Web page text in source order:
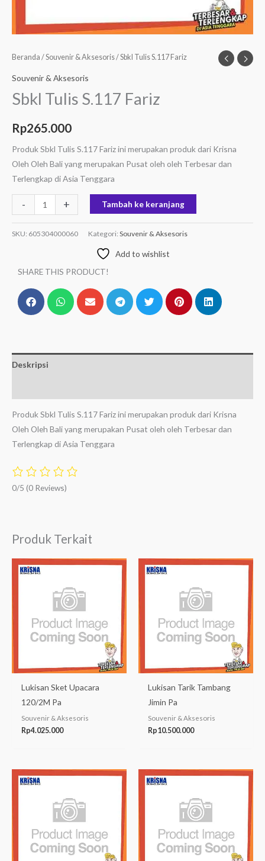
Beranda /Souvenir & Aksesoris/ Sbkl Tulis S.117 Fariz
Souvenir & Aksesoris
Sbkl Tulis S.117 Fariz
Rp265.000
Produk Sbkl Tulis S.117 Fariz ini merupakan produk dari Krisna
Oleh Oleh Bali yang merupakan Pusat oleh oleh Terbesar dan
Terlengkap di Asia Tenggara
- + Tambah ke keranjang
SKU: 605304000060 Kategori: Souvenir & Aksesoris
Add to wishlist
SHARE THIS PRODUCT!
Deskripsi
Produk Sbkl Tulis S.117 Fariz ini merupakan produk dari Krisna
Oleh Oleh Bali yang merupakan Pusat oleh oleh Terbesar dan
Terlengkap di Asia Tenggara
0/5 (0 Reviews)
Produk Terkait
Lukisan Sket Upacara
120/2M Pa
Souvenir & Aksesoris
Rp4.025.000
Lukisan Tarik Tambang
Jimin Pa
Souvenir & Aksesoris
Rp10.500.000